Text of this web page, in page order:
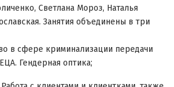
Светлана Мороз, Наталья
Занятия объединены в три
в сфере криминализации передачи
Гендерная оптика;